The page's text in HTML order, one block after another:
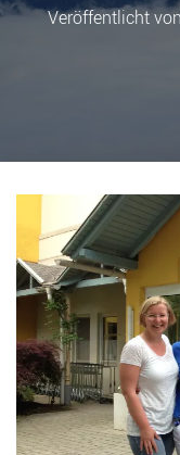
Veröffentlicht von